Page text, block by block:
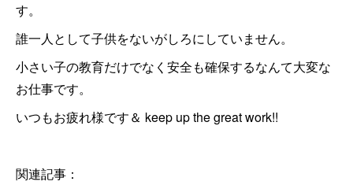
す。
誰一人として子供をないがしろにしていません。
小さい子の教育だけでなく安全も確保するなんて大変な
お仕事です。
いつもお疲れ様です＆ keep up the great work!!
関連記事：